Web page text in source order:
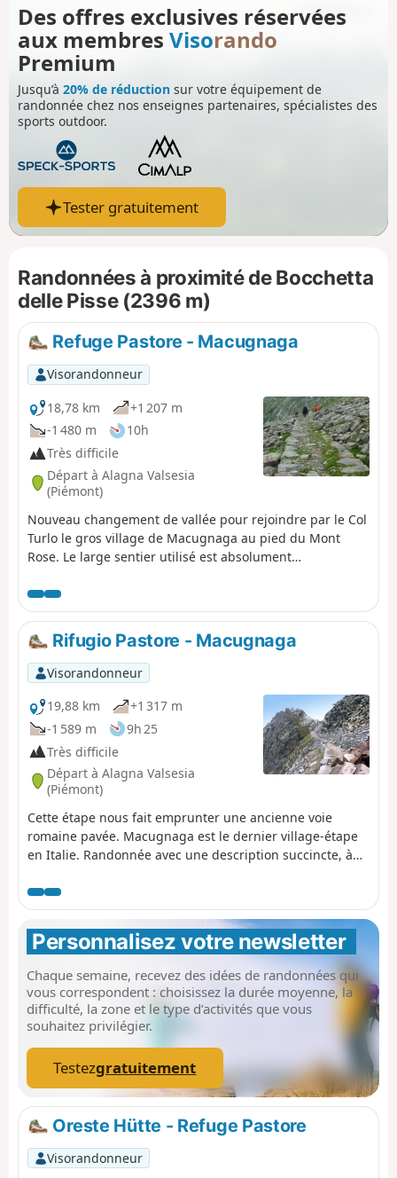
Des offres exclusives réservées
aux membres Visorando
Premium
Jusqu’à 20% de réduction sur votre équipement de
randonnée chez nos enseignes partenaires, spécialistes des
sports outdoor.
Tester gratuitement
Randonnées à proximité de Bocchetta
delle Pisse (2396 m)
Refuge Pastore - Macugnaga
Visorandonneur
18,78 km
+1 207 m
-1 480 m
10h
Très difficile
Départ à Alagna Valsesia
(Piémont)
Nouveau changement de vallée pour rejoindre par le Col
Turlo le gros village de Macugnaga au pied du Mont
Rose. Le large sentier utilisé est absolument
permettait de hisser les canons pour la défense du lieu
ainsi que pour les exercices de tir.
Rifugio Pastore - Macugnaga
Visorandonneur
19,88 km
+1 317 m
-1 589 m
9h 25
Très difficile
Départ à Alagna Valsesia
(Piémont)
Cette étape nous fait emprunter une ancienne voie
romaine pavée. Macugnaga est le dernier village-étape
en Italie. Randonnée avec une description succincte, à
Personnalisez votre newsletter
Chaque semaine, recevez des idées de randonnées qui
vous correspondent : choisissez la durée moyenne, la
difficulté, la zone et le type d’activités que vous
souhaitez privilégier.
Testezgratuitement
Oreste Hütte - Refuge Pastore
Visorandonneur